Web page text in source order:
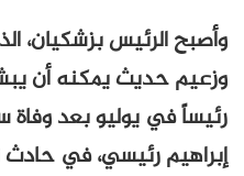
وأصبح الرئيس بزشكيان،
وزعيم حديث يمكنه أن
رئيساً في يوليو بعد وفاة
إبراهيم رئيسي، في